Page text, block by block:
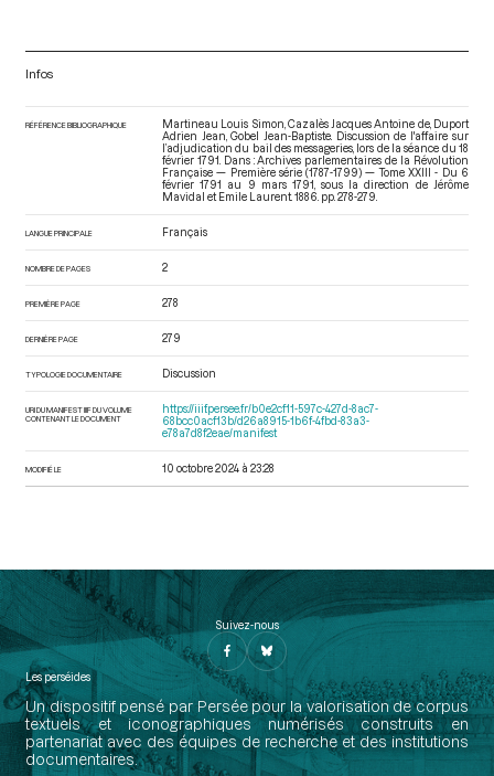
Infos
RÉFÉRENCE BIBLIOGRAPHIQUE
Martineau Louis Simon, Cazalès Jacques Antoine de, Duport
Adrien Jean, Gobel Jean-Baptiste. Discussion de l'affaire sur
l’adjudication du bail des messageries, lors de la séance du 18
février 1791. Dans : Archives parlementaires de la Révolution
Française — Première série (1787-1799) — Tome XXIII - Du 6
février 1791 au 9 mars 1791
, sous la direction de Jérôme
Mavidal et Emile Laurent. 1886. pp. 278-279.
LANGUE PRINCIPALE Français
NOMBRE DE PAGES 2
PREMIÈRE PAGE 278
DERNIÈRE PAGE 279
TYPOLOGIE DOCUMENTAIRE Discussion
URI DU MANIFEST IIIF DU VOLUME
CONTENANT LE DOCUMENT
https://iiif.persee.fr/b0e2cf11-597c-427d-8ac7-
68bcc0acf13b/d26a8915-1b6f-4fbd-83a3-
e78a7d8f2eae/manifest
MODIFIÉ LE 10 octobre 2024 à 23:28
Suivez-nous
Les perséides
Un dispositif pensé par Persée pour la valorisation de corpus
textuels et iconographiques numérisés construits en
partenariat avec des équipes de recherche et des institutions
documentaires.